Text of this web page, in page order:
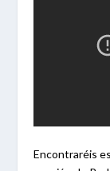
Encontraréis